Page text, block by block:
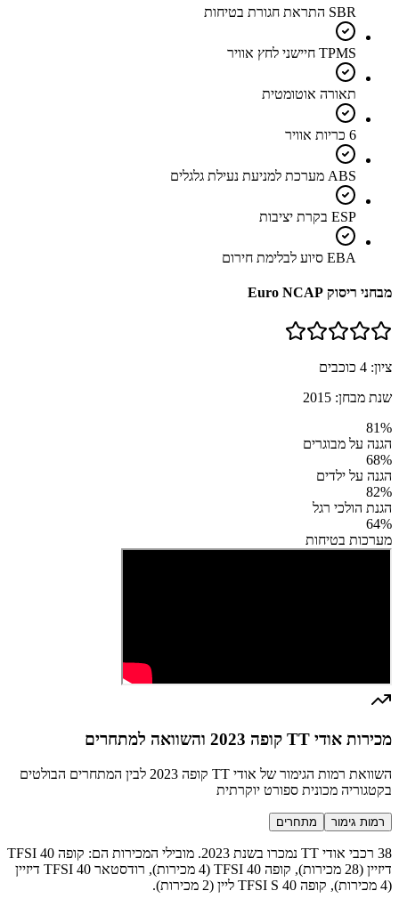
SBR התראת חגורת בטיחות
TPMS חיישני לחץ אוויר
תאורה אוטומטית
6 כריות אוויר
ABS מערכת למניעת נעילת גלגלים
ESP בקרת יציבות
EBA סיוע לבלימת חירום
מבחני ריסוק Euro NCAP
ציון: 4 כוכבים
שנת מבחן: 2015
81%
הגנה על מבוגרים
68%
הגנה על ילדים
82%
הגנת הולכי רגל
64%
מערכות בטיחות
מכירות אודי TT קופה 2023 והשוואה למתחרים
השוואת רמות הגימור של אודי TT קופה 2023 לבין המתחרים הבולטים
בקטגוריה מכונית ספורט יוקרתית
רמות גימור מתחרים
38 רכבי אודי TT נמכרו בשנת 2023. מובילי המכירות הם: קופה 40 TFSI
דיזיין (28 מכירות), קופה 40 TFSI (4 מכירות), רודסטאר 40 TFSI דיזיין
(4 מכירות), קופה 40 TFSI S ליין (2 מכירות).